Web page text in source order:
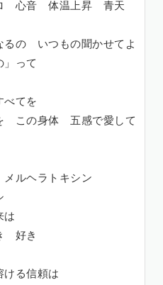
心音 体温上昇 青天
の いつもの聞かせてよ
」って
てを
この身体 五感で愛して
ルヘラトキシン
は
好き
る信頼は